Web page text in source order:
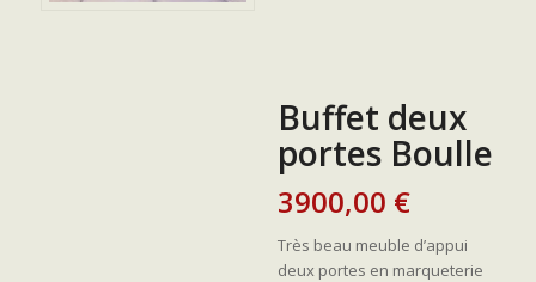
Buffet deux
portes Boulle
3900,00 €
Très beau meuble d’appui
deux portes en marqueterie